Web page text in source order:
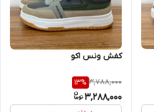
کفش ونس اکو
3,788,000
13%
3,288,000